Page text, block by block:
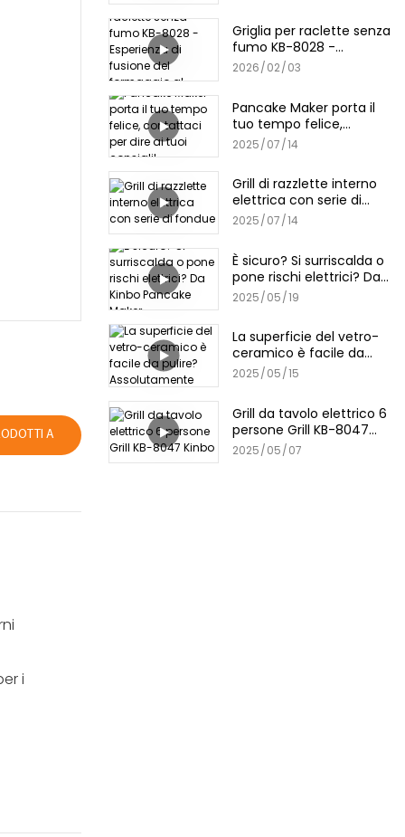
A
i
Griglia per raclette senza
fumo KB-8028 -
Esperienza di fusione del
2026 02 03
Pancake Maker porta il
tuo tempo felice,
contattaci per dire ai
tuoi consigli!
2025 07 14
Grill di razzlette interno
elettrica con serie di
fondue
2025 07 14
È sicuro? Si surriscalda o
pone rischi elettrici? Da
Kinbo Pancake Maker
2025 05 19
La superficie del vetro-
ceramico è facile da
pulire? Assolutamente
2025 05 15
Grill da tavolo elettrico 6
persone Grill KB-8047
Kinbo
2025 05 07